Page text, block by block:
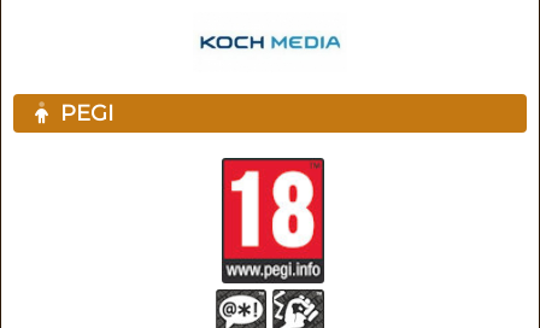
PEGI